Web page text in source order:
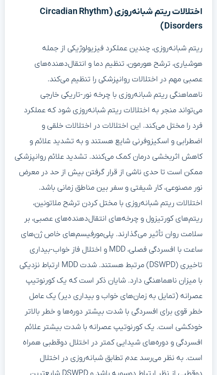
اختلالات ریتم شبانه‌روزی (Circadian Rhythm
Disorders)
ریتم شبانه‌روزی، چندین عملکرد فیزیولوژیکی از جمله
هوشیاری، ترشح هورمون، تنظیم دما و انتقال‌دهنده‌های
عصبی مهم در اختلالات روانپزشکی را تنظیم می‌کند.
ناهماهنگی ریتم شبانه‌روزی با چرخه نور-تاریکی خارجی
می‌تواند منجر به اختلالات ریتم شبانه‌روزی شود که عملکرد
فرد را مختل می‌کند. این اختلالات در اختلالات خلقی و
اضطرابی و اسکیزوفرنی شایع هستند و به تشدید علائم و
کاهش اثربخشی درمان کمک می‌کنند. تشدید علائم روانپزشکی
ممکن است تا حدی ناشی از قرار گرفتن بیش از حد در معرض
نور مصنوعی، کار شیفتی و سفر بین مناطق زمانی باشد.
اختلالات ریتم شبانه‌روزی با مختل کردن ترشح ملاتونین،
ریتم‌های کورتیزول و چرخه‌های انتقال‌دهنده‌های عصبی، بر
سلامت روان تأثیر می‌گذارند. پلی‌مورفیسم‌های خاص ژن‌های
ساعت با افسردگی فصلی، MDD و اختلال فاز خواب-بیداری
تاخیری (DSWPD) مرتبط هستند. شدت MDD ارتباط نزدیکی
با میزان ناهماهنگی دارد. شایان ذکر است که یک کورنوتیپ
عصرانه (تمایل به زمان‌های خواب و بیداری دیر) یک عامل
خطر قوی برای افسردگی با شدت بیشتر دوره‌ها و خطر بالاتر
خودکشی است. یک کورنوتیپ عصرانه با شدت بیشتر علائم
افسردگی و دوره‌های شیدایی کمتر در اختلال دوقطبی همراه
است. به نظر می‌رسد عدم تطابق شبانه‌روزی در اختلال